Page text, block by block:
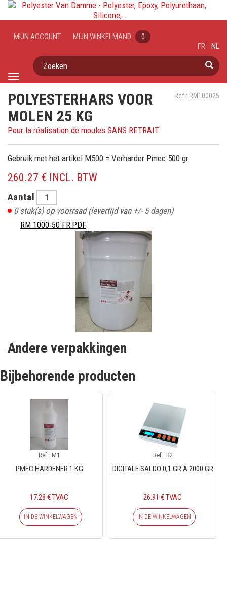
Toggle
MIJN ACCOUNT MIJN WINKELMAND 0
Zoeken
FR NL
Ref : RM100025
POLYESTERHARS VOOR
MOLEN 25 KG
Pour la réalisation de moules SANS RETRAIT
Gebruik met het artikel M500 = Verharder Pmec 500 gr
260.27 € INCL. BTW
Aantal
0stuk(s) op voorraad(levertijd van +/- 5 dagen)
RM 1000-50 FR.PDF
Andere verpakkingen
Bijbehorende producten
Ref : M1
PMEC HARDENER 1 KG
17.28 € TVAC
IN DE WINKELWAGEN
Ref : B2
DIGITALE SALDO 0,1 GR A 2000 GR
26.91 € TVAC
IN DE WINKELWAGEN